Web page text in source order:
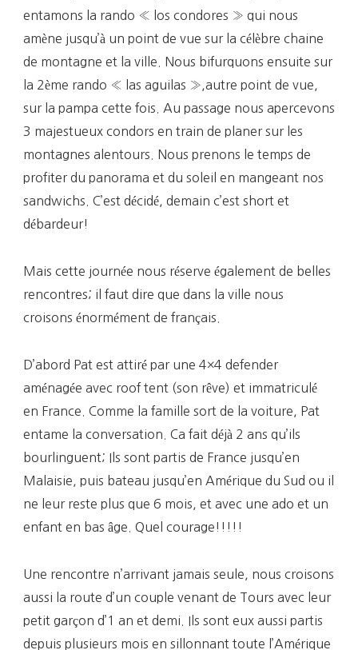
entamons la rando « los condores » qui nous
amène jusqu’à un point de vue sur la célèbre chaine
de montagne et la ville. Nous bifurquons ensuite sur
la 2ème rando « las aguilas »,autre point de vue,
sur la pampa cette fois. Au passage nous apercevons
3 majestueux condors en train de planer sur les
montagnes alentours. Nous prenons le temps de
profiter du panorama et du soleil en mangeant nos
sandwichs. C’est décidé, demain c’est short et
débardeur!
Mais cette journée nous réserve également de belles
rencontres; il faut dire que dans la ville nous
croisons énormément de français.
D’abord Pat est attiré par une 4×4 defender
aménagée avec roof tent (son rêve) et immatriculé
en France. Comme la famille sort de la voiture, Pat
entame la conversation. Ca fait déjà 2 ans qu’ils
bourlinguent; Ils sont partis de France jusqu’en
Malaisie, puis bateau jusqu’en Amérique du Sud ou il
ne leur reste plus que 6 mois, et avec une ado et un
enfant en bas âge. Quel courage!!!!!
Une rencontre n’arrivant jamais seule, nous croisons
aussi la route d’un couple venant de Tours avec leur
petit garçon d’1 an et demi. Ils sont eux aussi partis
depuis plusieurs mois en sillonnant toute l’Amérique